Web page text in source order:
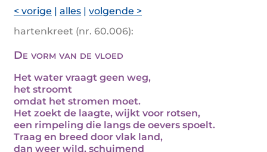
< vorige | alles | volgende >
hartenkreet (nr. 60.006):
De vorm van de vloed
Het water vraagt geen weg,
het stroomt
omdat het stromen moet.
Het zoekt de laagte, wijkt voor rotsen,
een rimpeling die langs de oevers spoelt.
Traag en breed door vlak land,
dan weer wild, schuimend